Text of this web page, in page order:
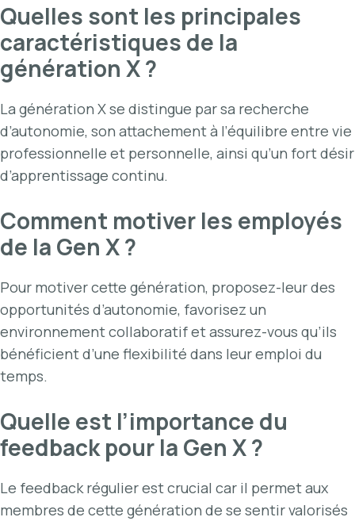
Quelles sont les principales
caractéristiques de la
génération X ?
La génération X se distingue par sa recherche
d’autonomie, son attachement à l’équilibre entre vie
professionnelle et personnelle, ainsi qu’un fort désir
d’apprentissage continu.
Comment motiver les employés
de la Gen X ?
Pour motiver cette génération, proposez-leur des
opportunités d’autonomie, favorisez un
environnement collaboratif et assurez-vous qu’ils
bénéficient d’une flexibilité dans leur emploi du
temps.
Quelle est l’importance du
feedback pour la Gen X ?
Le feedback régulier est crucial car il permet aux
membres de cette génération de se sentir valorisés